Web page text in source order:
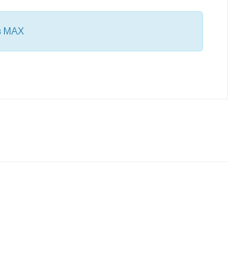
MAX